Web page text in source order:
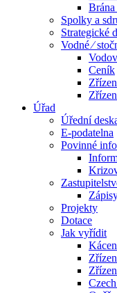
Brána
Spolky a
Strategické
Vodné ⁄
Ceník
Úřad
Úřední
E-podatelna
Povinné
Projekty
Dotace
Jak vyřídit